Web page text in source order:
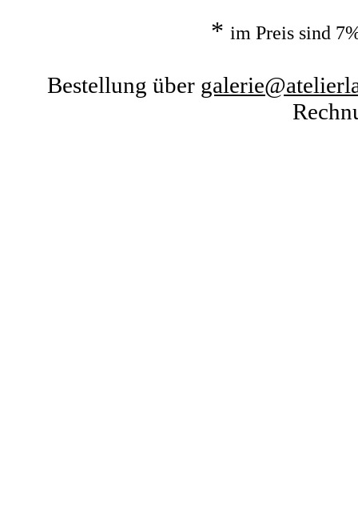
* im Preis sind
Bestellung über